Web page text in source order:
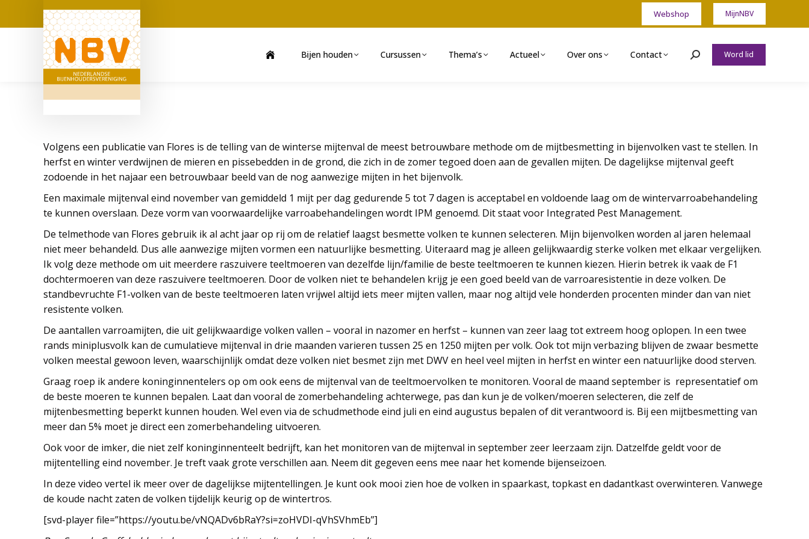
Webshop MijnNBV
Bijen houden Cursussen Thema’s Actueel Over ons Contact Zoeken:Word lid
Volgens een publicatie van Flores is de telling van de winterse mijtenval de meest betrouwbare methode om de mijtbesmetting in bijenvolken vast te stellen. In
herfst en winter verdwijnen de mieren en pissebedden in de grond, die zich in de zomer tegoed doen aan de gevallen mijten. De dagelijkse mijtenval geeft
zodoende in het najaar een betrouwbaar beeld van de nog aanwezige mijten in het bijenvolk.
Een maximale mijtenval eind november van gemiddeld 1 mijt per dag gedurende 5 tot 7 dagen is acceptabel en voldoende laag om de wintervarroabehandeling
te kunnen overslaan. Deze vorm van voorwaardelijke varroabehandelingen wordt IPM genoemd. Dit staat voor Integrated Pest Management.
De telmethode van Flores gebruik ik al acht jaar op rij om de relatief laagst besmette volken te kunnen selecteren. Mijn bijenvolken worden al jaren helemaal
niet meer behandeld. Dus alle aanwezige mijten vormen een natuurlijke besmetting. Uiteraard mag je alleen gelijkwaardig sterke volken met elkaar vergelijken.
Ik volg deze methode om uit meerdere raszuivere teeltmoeren van dezelfde lijn/familie de beste teeltmoeren te kunnen kiezen. Hierin betrek ik vaak de F1
dochtermoeren van deze raszuivere teeltmoeren. Door de volken niet te behandelen krijg je een goed beeld van de varroaresistentie in deze volken. De
standbevruchte F1-volken van de beste teeltmoeren laten vrijwel altijd iets meer mijten vallen, maar nog altijd vele honderden procenten minder dan van niet
resistente volken.
De aantallen varroamijten, die uit gelijkwaardige volken vallen – vooral in nazomer en herfst – kunnen van zeer laag tot extreem hoog oplopen. In een twee
rands miniplusvolk kan de cumulatieve mijtenval in drie maanden varieren tussen 25 en 1250 mijten per volk. Ook tot mijn verbazing blijven de zwaar besmette
volken meestal gewoon leven, waarschijnlijk omdat deze volken niet besmet zijn met DWV en heel veel mijten in herfst en winter een natuurlijke dood sterven.
Graag roep ik andere koninginnentelers op om ook eens de mijtenval van de teeltmoervolken te monitoren. Vooral de maand september is representatief om
de beste moeren te kunnen bepalen. Laat dan vooral de zomerbehandeling achterwege, pas dan kun je de volken/moeren selecteren, die zelf de
mijtenbesmetting beperkt kunnen houden. Wel even via de schudmethode eind juli en eind augustus bepalen of dit verantwoord is. Bij een mijtbesmetting van
meer dan 5% moet je direct een zomerbehandeling uitvoeren.
Ook voor de imker, die niet zelf koninginnenteelt bedrijft, kan het monitoren van de mijtenval in september zeer leerzaam zijn. Datzelfde geldt voor de
mijtentelling eind november. Je treft vaak grote verschillen aan. Neem dit gegeven eens mee naar het komende bijenseizoen.
In deze video vertel ik meer over de dagelijkse mijtentellingen. Je kunt ook mooi zien hoe de volken in spaarkast, topkast en dadantkast overwinteren. Vanwege
de koude nacht zaten de volken tijdelijk keurig op de wintertros.
[svd-player file=”https://youtu.be/vNQADv6bRaY?si=zoHVDI-qVhSVhmEb”]